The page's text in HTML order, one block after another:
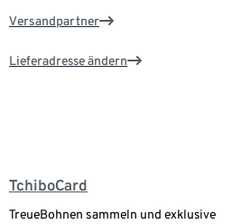
Versandpartner
Lieferadresse ändern
TchiboCard
TreueBohnen sammeln und exklusive